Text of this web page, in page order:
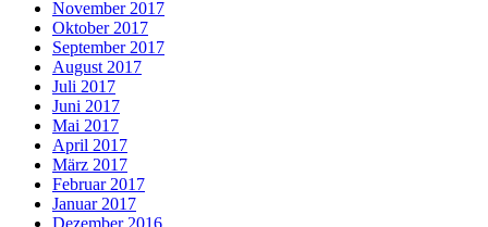
November 2017
Oktober 2017
September 2017
August 2017
Juli 2017
Juni 2017
Mai 2017
April 2017
März 2017
Februar 2017
Januar 2017
Dezember 2016